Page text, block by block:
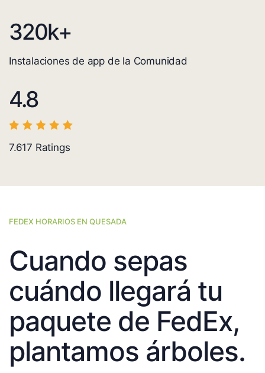
320k+
Instalaciones de app de la Comunidad
4.8
7.617 Ratings
FEDEX HORARIOS EN QUESADA
Cuando sepas
cuándo llegará tu
paquete de FedEx,
plantamos árboles.